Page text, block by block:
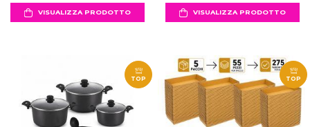
VISUALIZZA PRODOTTO VISUALIZZA PRODOTTO
TOP TOP